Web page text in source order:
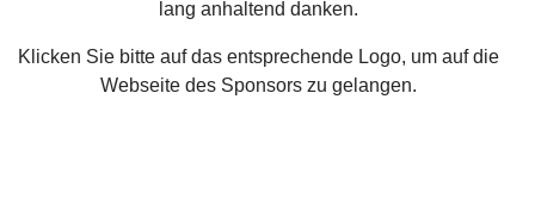
lang anhaltend danken.
Klicken Sie bitte auf das entsprechende Logo, um auf die
Webseite des Sponsors zu gelangen.